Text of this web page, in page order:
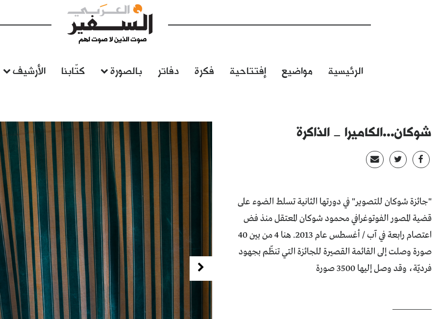
الرئيسية مواضيع إفتتاحية فكرة دفاتر بالصورة كتّابنا الأرشيف
شوكان...الكاميرا ــ الذاكرة
"جائزة شوكان للتصوير" في دورتها الثانية تسلط الضوء على
قضية المصور الفوتوغرافي محمود شوكان المعتقل منذ فض
اعتصام رابعة في آب / أغسطس عام 2013. هنا 4 من بين 40
صورة وصلت إلى القائمة القصيرة للجائزة التي تنظّم بجهود
فرديّة، وقد وصل إليها 3500 صورة
Previous